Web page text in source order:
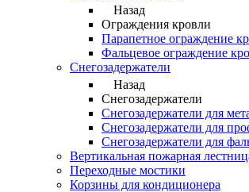
Назад
Ограждения кровли
Парапетное ограждение
Фальцевое ограждение
Снегозадержатели
Назад
Снегозадержатели
Снегозадержатели для
Снегозадержатели для
Снегозадержатели для
Вертикальная пожарная
Переходные мостики
Корзины для кондиционера